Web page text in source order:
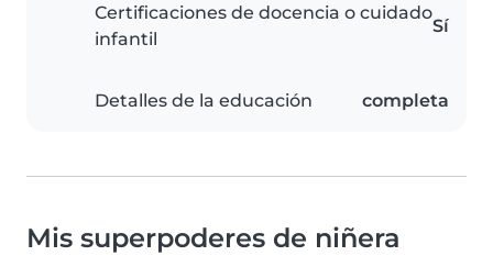
Certificaciones de docencia o cuidado
infantil
Sí
Detalles de la educación completa
Mis superpoderes de niñera